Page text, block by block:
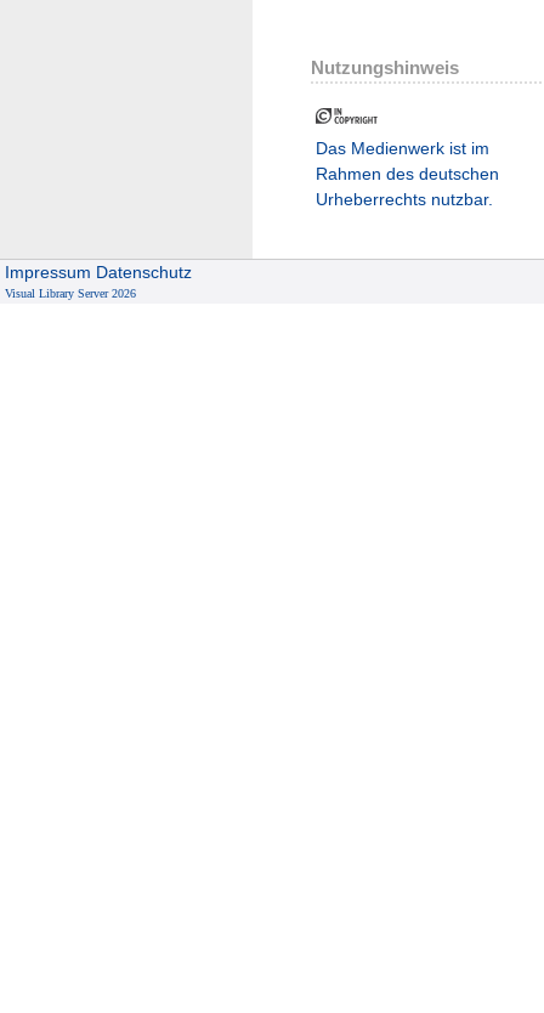
Nutzungshinweis
Das Medienwerk ist im
Rahmen des deutschen
Urheberrechts nutzbar.
Impressum Datenschutz
Visual Library Server 2026